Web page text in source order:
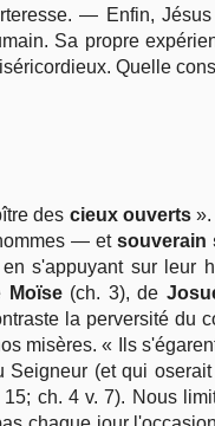
— Enfin,
Sa propre
Quelle
des cieux ouverts
— et souverain
s'appuyant sur
Moïse(ch. 3), de
la perversité
misères. « Ils
(et qui
ch. 4 v. 7). Nous